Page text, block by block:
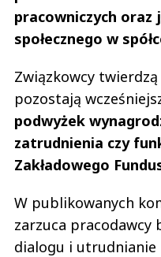
pracowniczych oraz
społecznego w
Związkowcy
pozostają
podwyżek
zatrudnienia czy
Zakładowego
W publikowanych
zarzuca pracodawcy
dialogu i utrudnianie